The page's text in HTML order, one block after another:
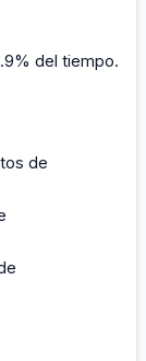
del tiempo.
de